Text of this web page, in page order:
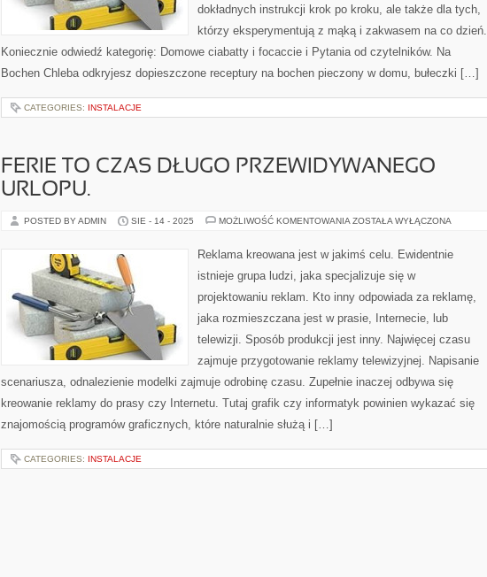
dokładnych instrukcji krok po kroku, ale także dla tych,
którzy eksperymentują z mąką i zakwasem na co dzień.
Koniecznie odwiedź kategorię: Domowe ciabatty i focaccie i Pytania od czytelników. Na
Bochen Chleba odkryjesz dopieszczone receptury na bochen pieczony w domu, bułeczki […]
CATEGORIES: INSTALACJE
FERIE TO CZAS DŁUGO PRZEWIDYWANEGO
URLOPU.
POSTED BY ADMIN SIE - 14 - 2025 MOŻLIWOŚĆ KOMENTOWANIA FERIE
DŁUGO
PRZEWIDYWANEGO
ZOSTAŁA WYŁĄCZONA
Reklama kreowana jest w jakimś celu. Ewidentnie
istnieje grupa ludzi, jaka specjalizuje się w
projektowaniu reklam. Kto inny odpowiada za reklamę,
jaka rozmieszczana jest w prasie, Internecie, lub
telewizji. Sposób produkcji jest inny. Najwięcej czasu
zajmuje przygotowanie reklamy telewizyjnej. Napisanie
scenariusza, odnalezienie modelki zajmuje odrobinę czasu. Zupełnie inaczej odbywa się
kreowanie reklamy do prasy czy Internetu. Tutaj grafik czy informatyk powinien wykazać się
znajomością programów graficznych, które naturalnie służą i […]
CATEGORIES: INSTALACJE